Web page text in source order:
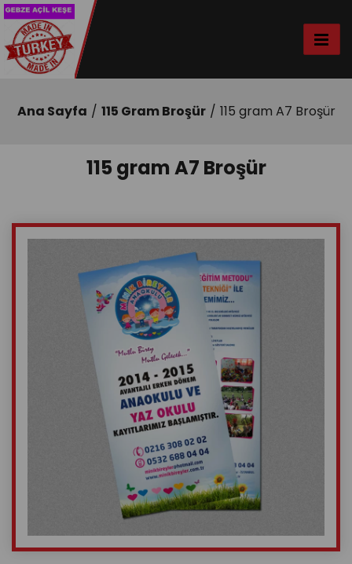
Ana Sayfa 115 Gram Broşür 115 gram A7 Broşür
115 gram A7 Broşür